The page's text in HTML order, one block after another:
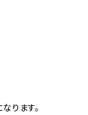
ります。